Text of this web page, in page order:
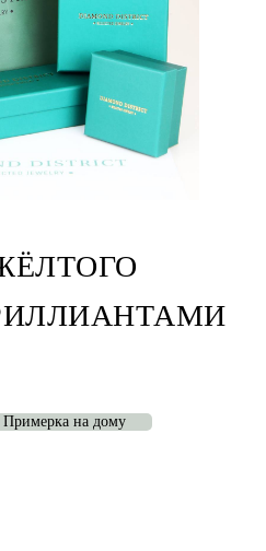
Примерка на дому